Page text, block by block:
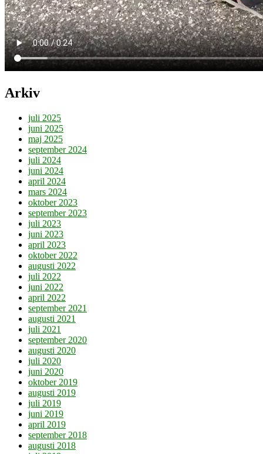
Arkiv
juli 2025
juni 2025
maj 2025
september 2024
juli 2024
juni 2024
april 2024
mars 2024
oktober 2023
september 2023
juli 2023
juni 2023
april 2023
oktober 2022
augusti 2022
juli 2022
juni 2022
april 2022
september 2021
augusti 2021
juli 2021
september 2020
augusti 2020
juli 2020
juni 2020
oktober 2019
augusti 2019
juli 2019
juni 2019
april 2019
september 2018
augusti 2018